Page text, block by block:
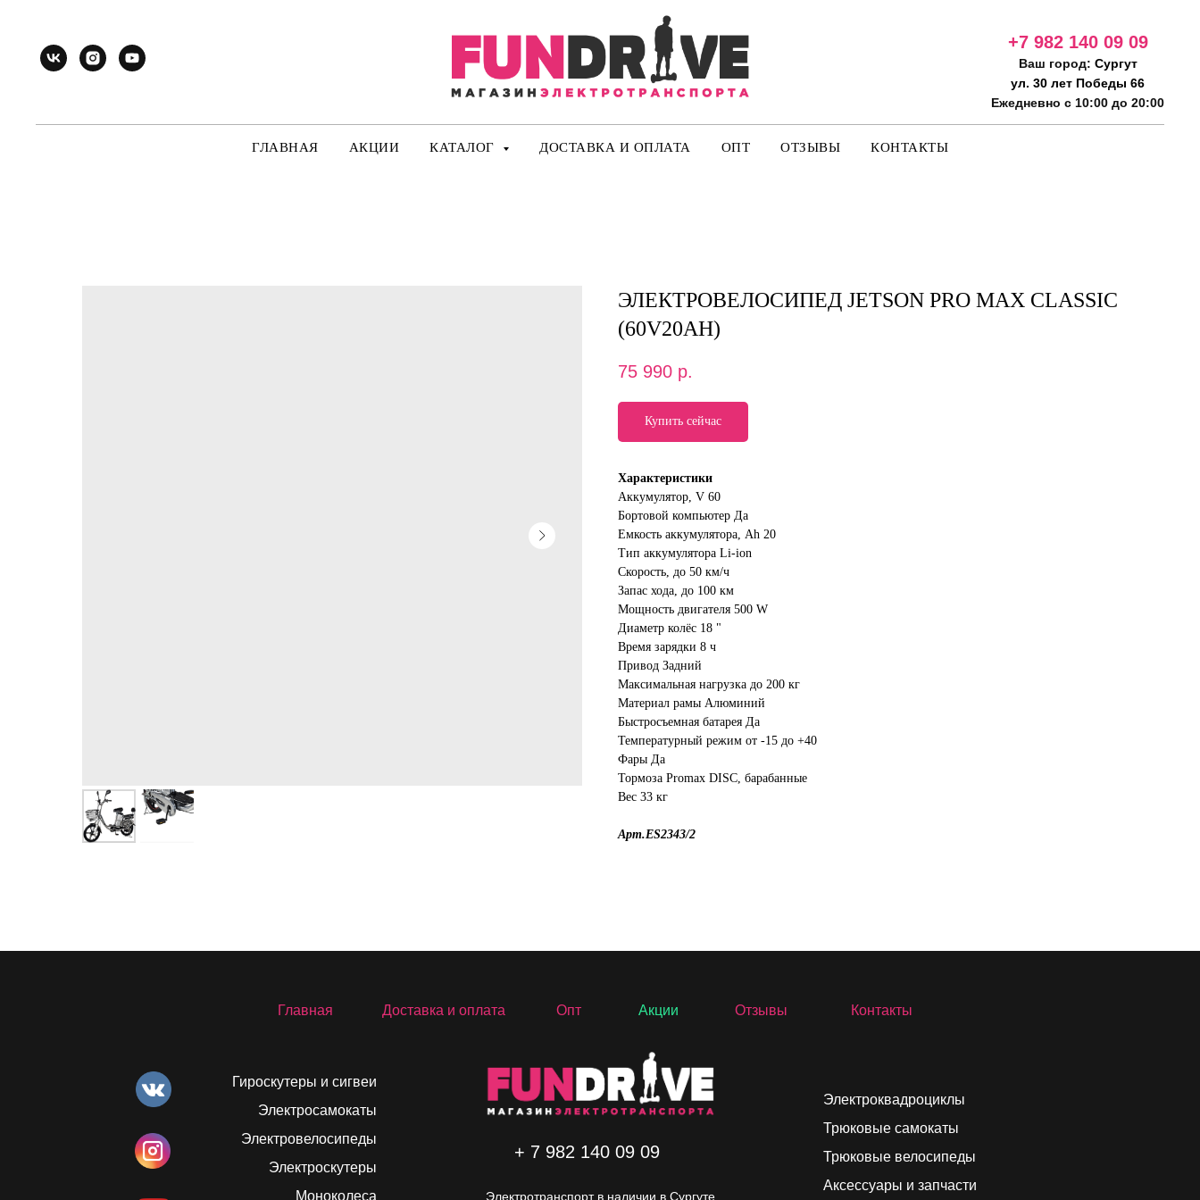
+7 982 140 09 09
Ваш город: Сургут
ул. 30 лет Победы 66
Ежедневно с 10:00 до 20:00
ГЛАВНАЯ АКЦИИ КАТАЛОГ ДОСТАВКА И ОПЛАТА ОПТ ОТЗЫВЫ КОНТАКТЫ
ЭЛЕКТРОВЕЛОСИПЕД JETSON PRO MAX CLASSIC
(60V20AH)
75 990 р.
Купить сейчас
Характеристики
Аккумулятор, V 60
Бортовой компьютер Да
Емкость аккумулятора, Аh 20
Тип аккумулятора Li-ion
Скорость, до 50 км/ч
Запас хода, до 100 км
Мощность двигателя 500 W
Диаметр колёс 18 "
Время зарядки 8 ч
Привод Задний
Максимальная нагрузка до 200 кг
Материал рамы Алюминий
Быстросъемная батарея Да
Температурный режим от -15 до +40
Фары Да
Тормоза Promax DISC, барабанные
Вес 33 кг
Арт.ES2343/2
Гироскутеры и сигвеи
Электросамокаты
Электровелосипеды
Электроскутеры
Моноколеса
Электроквадроциклы
Трюковые самокаты
Трюковые велосипеды
Аксессуары и запчасти
Главная Доставка и оплата Опт Отзывы
Акции Контакты
+ 7 982 140 09 09
Электротранспорт в наличии в Сургуте